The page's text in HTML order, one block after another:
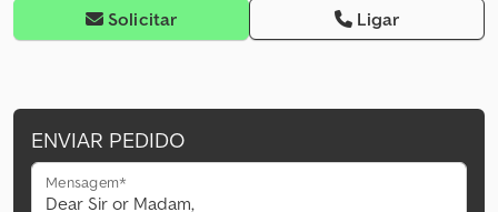
Solicitar Ligar
ENVIAR PEDIDO
Mensagem*